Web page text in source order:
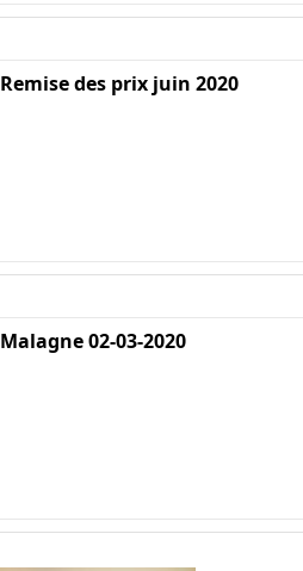
Remise des prix juin 2020
Malagne 02-03-2020